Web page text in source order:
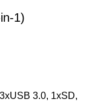
1)
3.0, 1xSD,